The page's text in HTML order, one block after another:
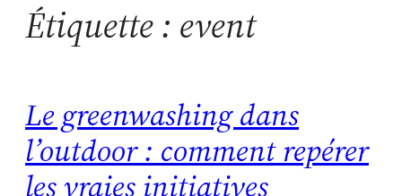
Étiquette : event
Le greenwashing dans
l’outdoor : comment repérer
les vraies initiatives